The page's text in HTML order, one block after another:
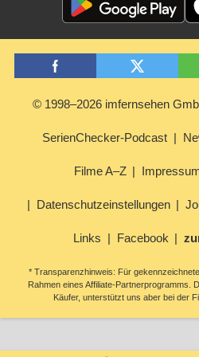
© 1998–2026 imfernsehen
SerienChecker-Podcast
Filme A–Z
Datenschutzeinstellungen
Links Facebook
* Transparenzhinweis: Für
Rahmen eines Affiliate-Partnerprogramms.
Käufer, unterstützt uns aber bei der